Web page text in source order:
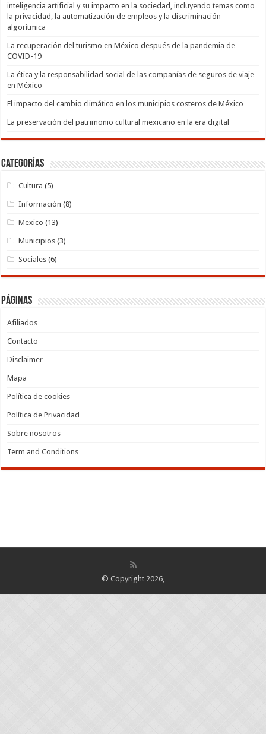
inteligencia artificial y su impacto en la sociedad, incluyendo temas como
la privacidad, la automatización de empleos y la discriminación
algorítmica
La recuperación del turismo en México después de la pandemia de
COVID-19
La ética y la responsabilidad social de las compañías de seguros de viaje
en México
El impacto del cambio climático en los municipios costeros de México
La preservación del patrimonio cultural mexicano en la era digital
Categorías
Cultura (5)
Información (8)
Mexico (13)
Municipios (3)
Sociales (6)
Páginas
Afiliados
Contacto
Disclaimer
Mapa
Política de cookies
Política de Privacidad
Sobre nosotros
Term and Conditions
© Copyright 2026,